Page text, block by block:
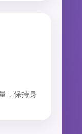
，保持身